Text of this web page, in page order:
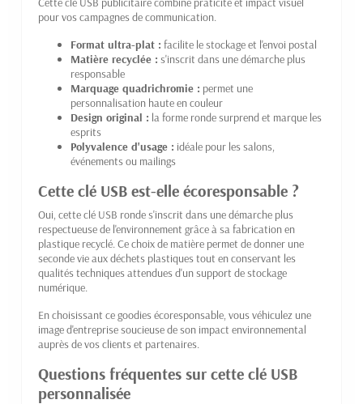
pour vos campagnes de communication.
Format ultra-plat : facilite le stockage et l'envoi postal
Matière recyclée : s'inscrit dans une démarche plus
responsable
Marquage quadrichromie : permet une
personnalisation haute en couleur
Design original : la forme ronde surprend et marque les
esprits
Polyvalence d'usage : idéale pour les salons,
événements ou mailings
Cette clé USB est-elle écoresponsable ?
Oui, cette clé USB ronde s'inscrit dans une démarche plus
respectueuse de l'environnement grâce à sa fabrication en
plastique recyclé. Ce choix de matière permet de donner une
seconde vie aux déchets plastiques tout en conservant les
qualités techniques attendues d'un support de stockage
numérique.
En choisissant ce goodies écoresponsable, vous véhiculez une
image d'entreprise soucieuse de son impact environnemental
auprès de vos clients et partenaires.
Questions fréquentes sur cette clé USB
personnalisée